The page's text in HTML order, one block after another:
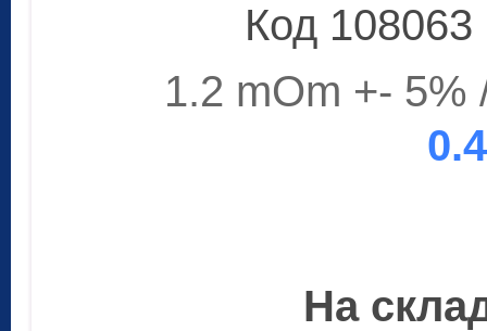
Код 108063
1.2 mOm +- 5%
На